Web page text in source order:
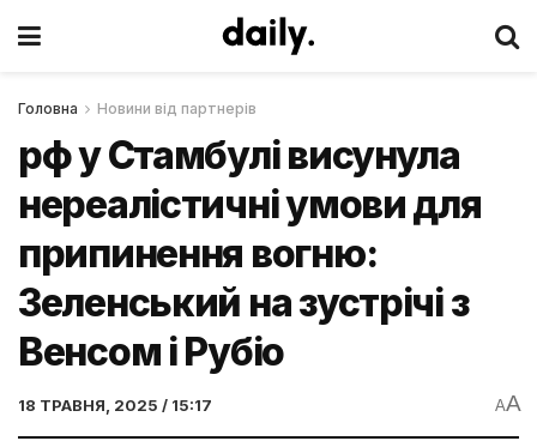
Головна Новини від партнерів
рф у Стамбулі висунула
нереалістичні умови для
припинення вогню:
Зеленський на зустрічі з
Венсом і Рубіо
18 ТРАВНЯ, 2025 / 15:17 AA